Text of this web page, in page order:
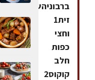
ברבוניהשמן
זית1
וחצי
כפות
חלב
קוקוס2